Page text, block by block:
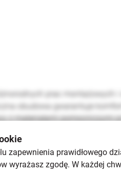
prac montażowych
obudowa gwarantuje
z materiałami pomocniczymi
prawidłowego
wyrażasz zgodę. W każdej